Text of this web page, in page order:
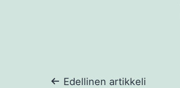
Edellinen artikkeli